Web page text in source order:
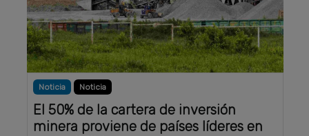
Noticia Noticia
El 50% de la cartera de inversión
minera proviene de países líderes en